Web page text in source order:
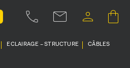
ECLAIRAGE – STRUCTURE CÂBLES